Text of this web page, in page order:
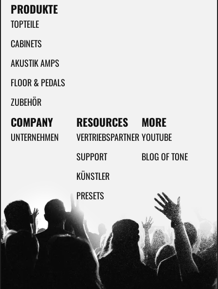
PRODUKTE
TOPTEILE
CABINETS
AKUSTIK AMPS
FLOOR & PEDALS
ZUBEHÖR
COMPANY
UNTERNEHMEN
RESOURCES
VERTRIEBSPARTNER
SUPPORT
KÜNSTLER
PRESETS
MORE
YOUTUBE
BLOG OF TONE